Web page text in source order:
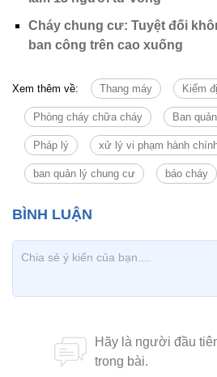
Cháy chung cư: Tuyệt đối
ban công trên cao xuống
Xem thêm về: Thang máy Kiểm
Phòng cháy chữa cháy Ban
Pháp lý xử lý vi phạm hành
ban quản lý chung cư báo cháy